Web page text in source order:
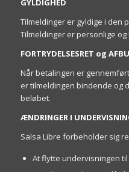
GYLDIGHED
Tilmeldinger er gyldige i den
Tilmeldinger er personlige
FORTRYDELSESRET og
Når betalingen er
er tilmeldingen bindende og
beløbet.
ÆNDRINGER I
Salsa Libre forbeholder sig
At flytte undervisningen